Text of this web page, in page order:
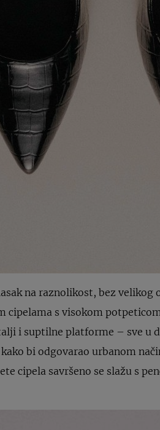
na raznolikost, bez
cipelama s visokom
i suptilne platforme – sve u
bi odgovarao urbanom
cipela savršeno se slažu s